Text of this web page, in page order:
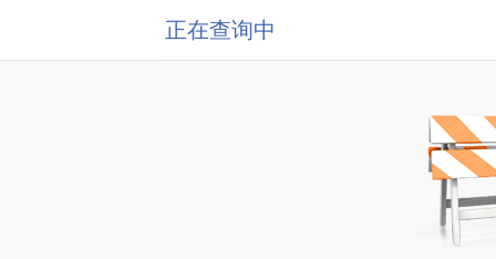
正在查询中